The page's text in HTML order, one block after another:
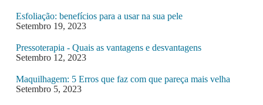
Esfoliação: benefícios para a usar na sua pele
Setembro 19, 2023
Pressoterapia - Quais as vantagens e desvantagens
Setembro 12, 2023
Maquilhagem: 5 Erros que faz com que pareça mais velha
Setembro 5, 2023